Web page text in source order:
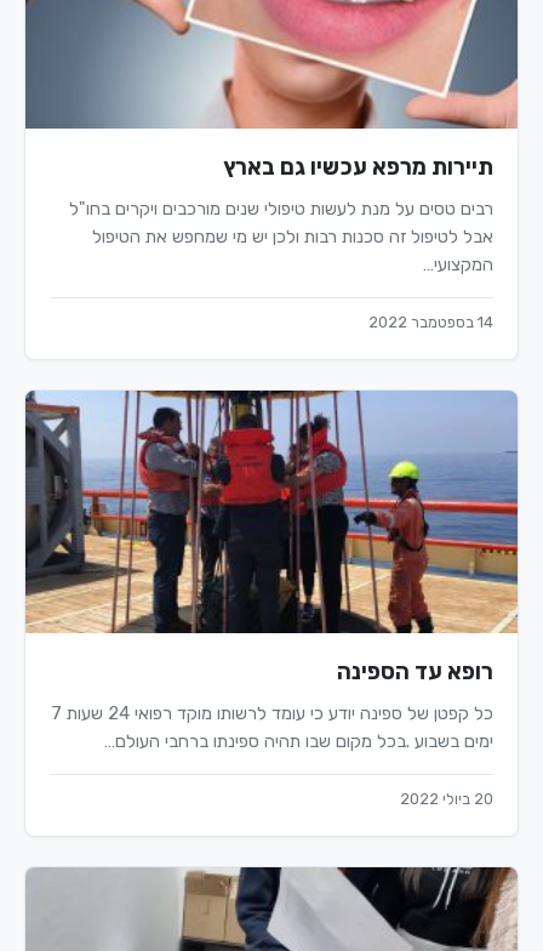
תיירות מרפא עכשיו גם בארץ
רבים טסים על מנת לעשות טיפולי שנים מורכבים ויקרים בחו"ל
אבל לטיפול זה סכנות רבות ולכן יש מי שמחפש את הטיפול
המקצועי…
14 בספטמבר 2022
רופא עד הספינה
כל קפטן של ספינה יודע כי עומד לרשותו מוקד רפואי 24 שעות 7
ימים בשבוע .בכל מקום שבו תהיה ספינתו ברחבי העולם…
20 ביולי 2022